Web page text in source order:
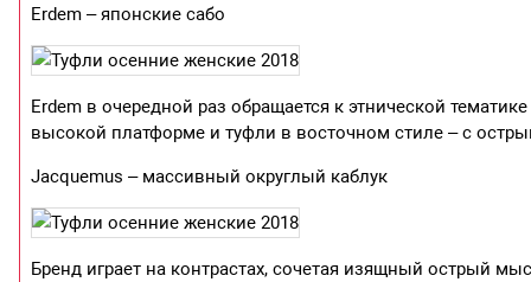
Erdem – японские сабо
Erdem в очередной раз обращается к этнической
высокой платформе и туфли в восточном стиле – с
Jacquemus – массивный округлый каблук
Бренд играет на контрастах, сочетая изящный острый